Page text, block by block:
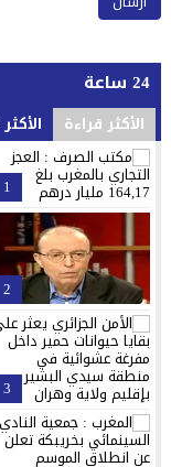
24 ساعة
الأكثر قراءة
1
2
3